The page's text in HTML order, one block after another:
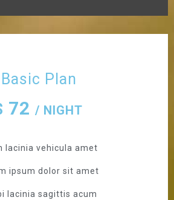
Basic Plan
72 / NIGHT
lacinia vehicula amet
ipsum dolor sit amet
lacinia sagittis acum